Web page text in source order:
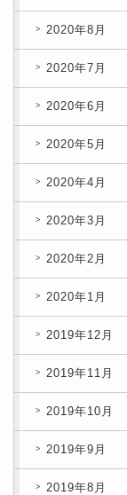
2020年8月
2020年7月
2020年6月
2020年5月
2020年4月
2020年3月
2020年2月
2020年1月
2019年12月
2019年11月
2019年10月
2019年9月
2019年8月